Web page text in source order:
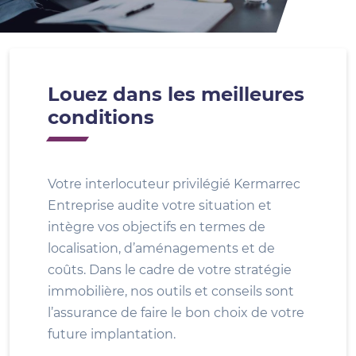
Louez dans les meilleures
conditions
Votre interlocuteur privilégié Kermarrec
Entreprise audite votre situation et
intègre vos objectifs en termes de
localisation, d’aménagements et de
coûts. Dans le cadre de votre stratégie
immobilière, nos outils et conseils sont
l’assurance de faire le bon choix de votre
future implantation.